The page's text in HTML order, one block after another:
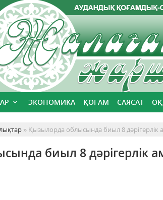
ЭКОНОМИКА ҚОҒАМ САЯСАТ
» Қызылорда облысында биыл 8 дәрігерлік
биыл 8 дәрігерлік